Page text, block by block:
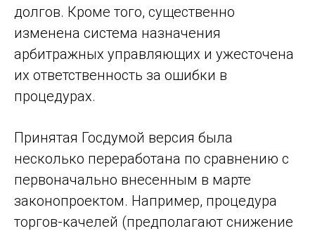
долгов. Кроме того, существенно
изменена система назначения
арбитражных управляющих и ужесточена
их ответственность за ошибки в
процедурах.
Принятая Госдумой версия была
несколько переработана по сравнению с
первоначально внесенным в марте
законопроектом. Например, процедура
торгов-качелей (предполагают снижение